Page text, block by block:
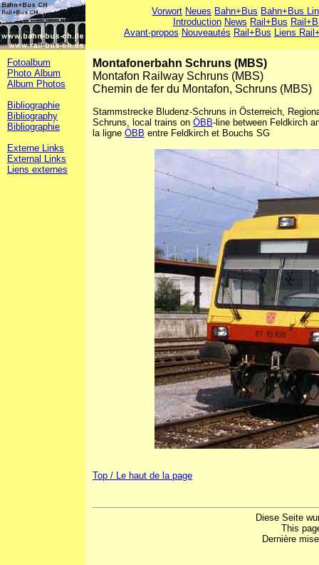
Vorwort Neues Bahn+Bus Bahn+Bus
Introduction News Rail+Bus
Avant-propos Nouveautés Rail+Bus Liens
Fotoalbum
Photo Album
Album Photos
Bibliographie
Bibliography
Bibliographie
Externe Links
External Links
Liens externes
Montafonerbahn Schruns (MBS)
Montafon Railway Schruns (MBS)
Chemin de fer du Montafon, Schruns (MBS)
Stammstrecke Bludenz-Schruns in Österreich,
Schruns, local trains on ÖBB-line between Feldkirch
la ligne ÖBB entre Feldkirch et Bouchs SG
Top / Le haut de la page
Diese Seite
This
Dernière